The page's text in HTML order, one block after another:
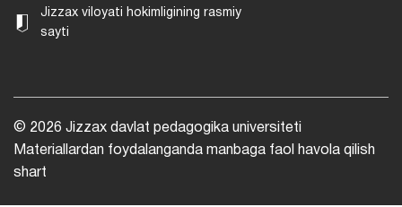
Jizzax viloyati hokimligining rasmiy
sayti
© 2026 Jizzax davlat pedagogika universiteti
Materiallardan foydalanganda manbaga faol havola qilish
shart